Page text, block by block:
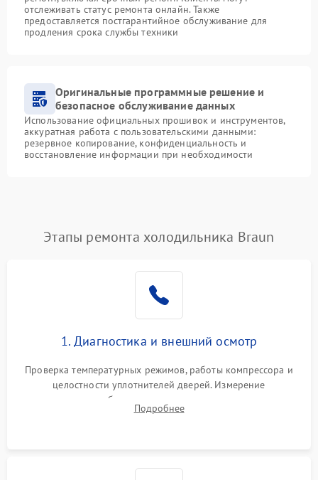
отслеживать статус ремонта онлайн. Также
предоставляется постгарантийное обслуживание для
продления срока службы техники
Оригинальные программные решение и
безопасное обслуживание данных
Использование официальных прошивок и инструментов,
аккуратная работа с пользовательскими данными:
резервное копирование, конфиденциальность и
восстановление информации при необходимости
Этапы ремонта холодильника Braun
1. Диагностика и внешний осмотр
Проверка температурных режимов, работы компрессора и
целостности уплотнителей дверей. Измерение
сопротивления обмоток мотора, проверка термостата и
считывание кодов ошибок с электронного дисплея.
Подробнее